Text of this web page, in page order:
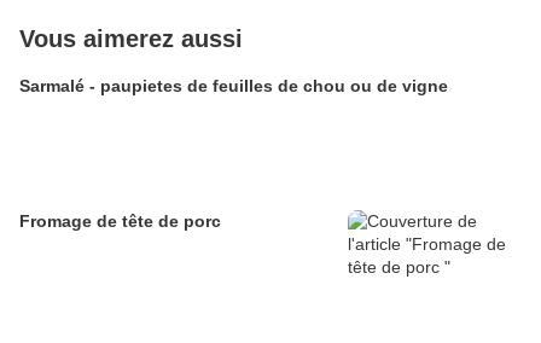
Vous aimerez aussi
Sarmalé - paupietes de feuilles de chou ou de vigne
Fromage de tête de porc